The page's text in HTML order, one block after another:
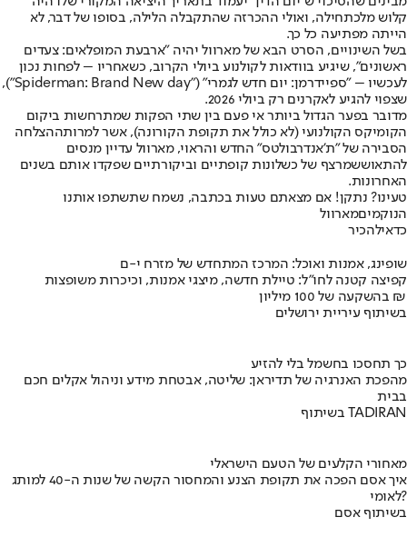
קלוש מלכתחילה, ואולי ההכרזה שהתקבלה הלילה, בסופו של דבר, לא
הייתה מפתיעה כל כך.
בשל השינויים, הסרט הבא של מארוול יהיה "ארבעת המופלאים: צעדים
ראשונים", שיגיע בוודאות לקולנוע ביולי הקרוב, כשאחריו – לפחות נכון
לעכשיו – "ספיידרמן: יום חדש לגמרי" ("Spiderman: Brand New day"),
שצפוי להגיע לאקרנים רק ביולי 2026.
מדובר בפער הגדול ביותר אי פעם בין שתי הפקות שמתרחשות ביקום
הקומיקס הקולנועי (לא כולל את תקופת הקורונה), אשר למרותההצלחה
הסבירה של "ת'אנדרבולטס" החדש והראוי, מארוול עדיין מנסים
להתאוששמרצף של כשלונות קופתיים וביקורתיים שפקדו אותם בשנים
האחרונות.
טעינו? נתקן! אם מצאתם טעות בכתבה, נשמח שתשתפו אותנו
הנוקמיםמארוול
כדאילהכיר
שופינג, אמנות ואוכל: המרכז המתחדש של מזרח י-ם
קפיצה קטנה לחו"ל: טיילת חדשה, מיצגי אמנות, וכיכרות משופצות
בהשקעה של 100 מיליון ₪
בשיתוף עיריית ירושלים
כך תחסכו בחשמל בלי להזיע
מהפכת האנרגיה של תדיראן: שליטה, אבטחת מידע וניהול אקלים חכם
בבית
בשיתוף TADIRAN
מאחורי הקלעים של הטעם הישראלי
איך אסם הפכה את תקופת הצנע והמחסור הקשה של שנות ה-40 למותג
לאומי?
בשיתוף אסם